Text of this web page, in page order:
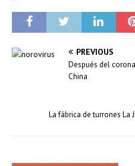
PREVIOUS
Después del
China
La fábrica de turrones La